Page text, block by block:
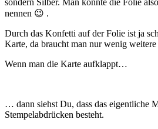
sondern Silber. Man könnte die Folie
nennen 😉 .
Durch das Konfetti auf der Folie ist ja
Karte, da braucht man nur wenig
Wenn man die Karte aufklappt…
… dann siehst Du, dass das eigentliche
Stempelabdrücken besteht.